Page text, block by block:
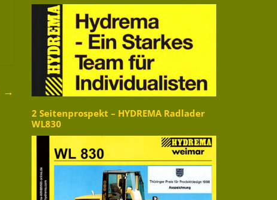
→
2 Seitenprospekt – HYDREMA Radlader
WL830